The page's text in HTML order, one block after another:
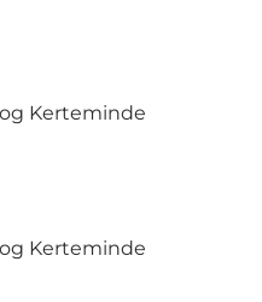
Kerteminde
Kerteminde